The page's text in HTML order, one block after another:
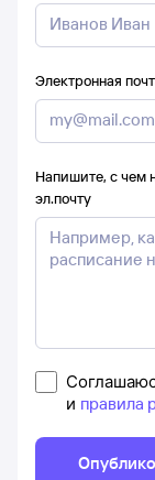
Электронная
Напишите, с чем
эл.почту
и правила